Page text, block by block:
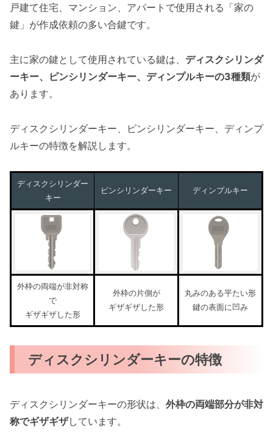
戸建て住宅、マンション、アパートで使用される「家の
鍵」が作成依頼の多い合鍵です。
主に家の鍵として使用されている鍵は、 ディスクシリンダ
ーキー、ピンシリンダーキー、ディンプルキーの3種類が
あります。
ディスクシリンダーキー、ピンシリンダーキー、ディンプ
ルキーの特徴を解説します。
ディスクシリンダー
キー
ピンシリンダーキー ディンプルキー
外枠の両端が非対称
で
ギザギザした形
外枠の片側が
ギザギザした形
丸みのある平たい形
鍵の表面に凹み
ディスクシリンダーキーの特徴
ディスクシリンダーキーの形状は、 外枠の両端部分が非対
称でギザギザしています。